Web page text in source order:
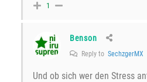
1
Benson
Reply to SechzgerMX
Und ob sich wer den Stress